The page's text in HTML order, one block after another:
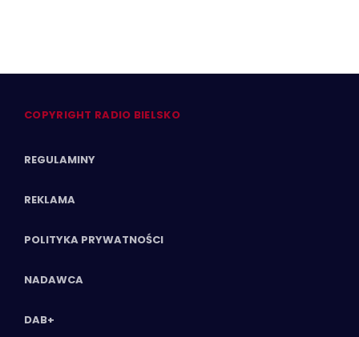
COPYRIGHT RADIO BIELSKO
REGULAMINY
REKLAMA
POLITYKA PRYWATNOŚCI
NADAWCA
DAB+